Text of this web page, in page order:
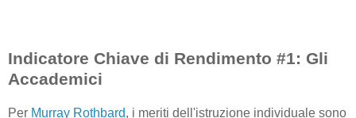
Indicatore Chiave di Rendimento #1: Gli
Accademici
Per Murray Rothbard, i meriti dell'istruzione individuale sono